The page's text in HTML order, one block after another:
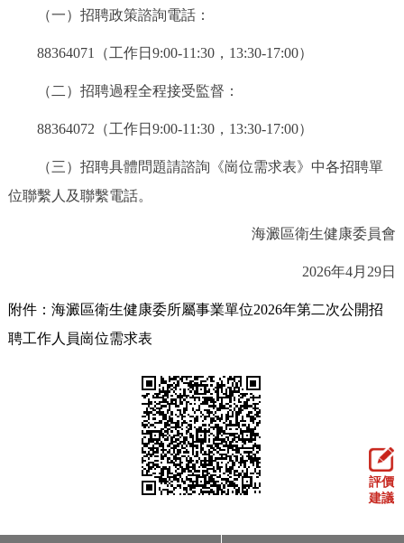
（一）招聘政策諮詢電話：
88364071（工作日9:00-11:30，13:30-17:00）
（二）招聘過程全程接受監督：
88364072（工作日9:00-11:30，13:30-17:00）
（三）招聘具體問題請諮詢《崗位需求表》中各招聘單
位聯繫人及聯繫電話。
海澱區衛生健康委員會
2026年4月29日
附件：海澱區衛生健康委所屬事業單位2026年第二次公開招
聘工作人員崗位需求表
評價
建議